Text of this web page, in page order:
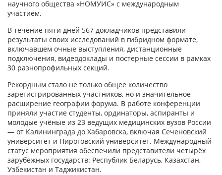
научного общества «НОМУИС» с международным
участием.
В течение пяти дней 567 докладчиков представили
результаты своих исследований в гибридном формате,
включавшем очные выступления, дистанционные
подключения, видеодоклады и постерные сессии в рамках
30 разнопрофильных секций.
Рекордным стало не только общее количество
зарегистрированных участников, но и значительное
расширение географии форума. В работе конференции
приняли участие студенты, ординаторы, аспиранты и
молодые учёные из 23 ведущих медицинских вузов России
— от Калининграда до Хабаровска, включая Сеченовский
университет и Пироговский университет. Международный
статус мероприятия обеспечили представители четырёх
зарубежных государств: Республик Беларусь, Казахстан,
Узбекистан и Таджикистан.